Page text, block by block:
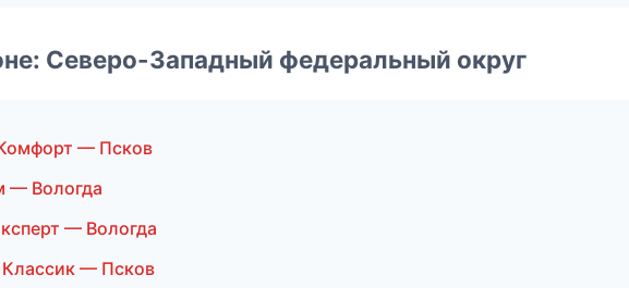
Северо-Западный федеральный округ
— Псков
— Вологда
— Вологда
— Псков